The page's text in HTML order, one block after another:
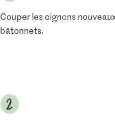
Couper les oignons
bâtonnets.